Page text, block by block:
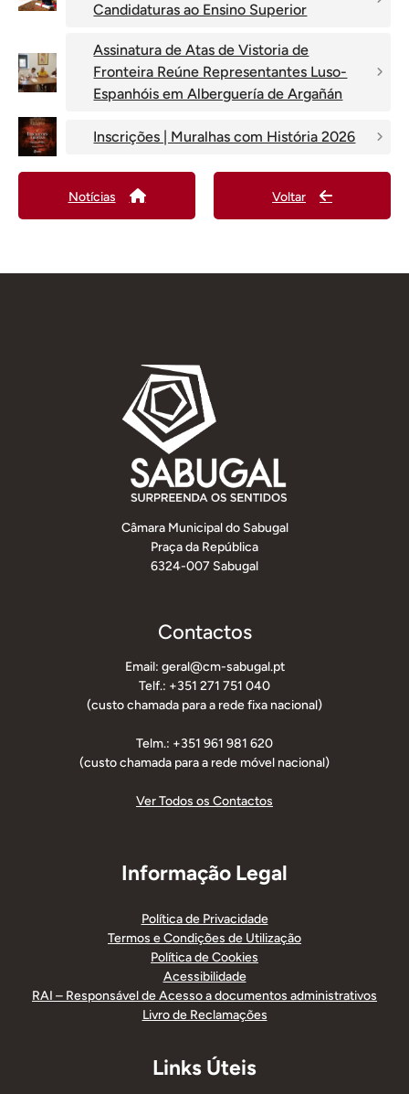
Candidaturas ao Ensino Superior
Assinatura de Atas de Vistoria de
Fronteira Reúne Representantes Luso-
Espanhóis em Alberguería de Argañán
Inscrições | Muralhas com História 2026
Notícias Voltar
Câmara Municipal do Sabugal
Praça da República
6324-007 Sabugal
Contactos
Email: geral@cm-sabugal.pt
Telf.: +351 271 751 040
(custo chamada para a rede fixa nacional)
Telm.: +351 961 981 620
(custo chamada para a rede móvel nacional)
Ver Todos os Contactos
Informação Legal
Política de Privacidade
Termos e Condições de Utilização
Política de Cookies
Acessibilidade
RAI – Responsável de Acesso a documentos administrativos
Livro de Reclamações
Links Úteis